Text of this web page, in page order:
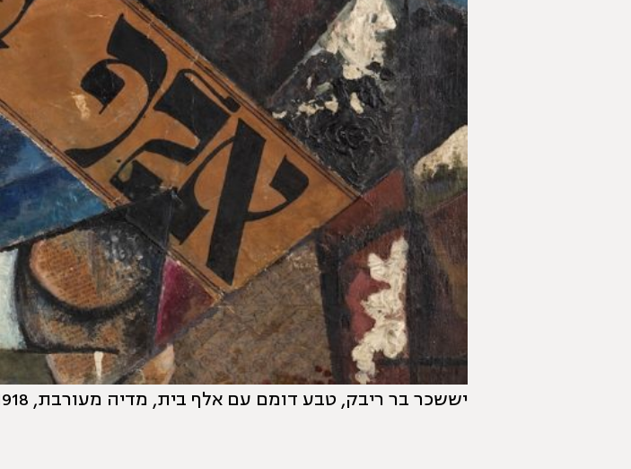
יששכר בר ריבק, טבע דומם עם אלף בית, מדיה מעורבת, 1918